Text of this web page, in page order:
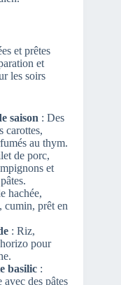
et prêtes
et
les soirs
saison : Des
carottes,
au thym.
de porc,
et
hachée,
cumin, prêt en
: Riz,
pour
basilic :
des pâtes